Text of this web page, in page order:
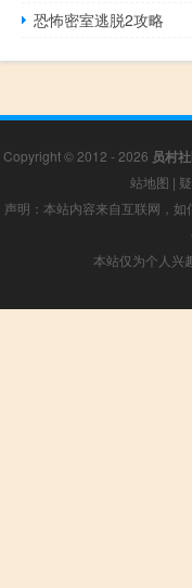
恐怖密室逃脱2攻略
Copyright © 2012 - 2026 员村
站地图 |
声明：本站内容来自互联网，
本站仅为个人兴